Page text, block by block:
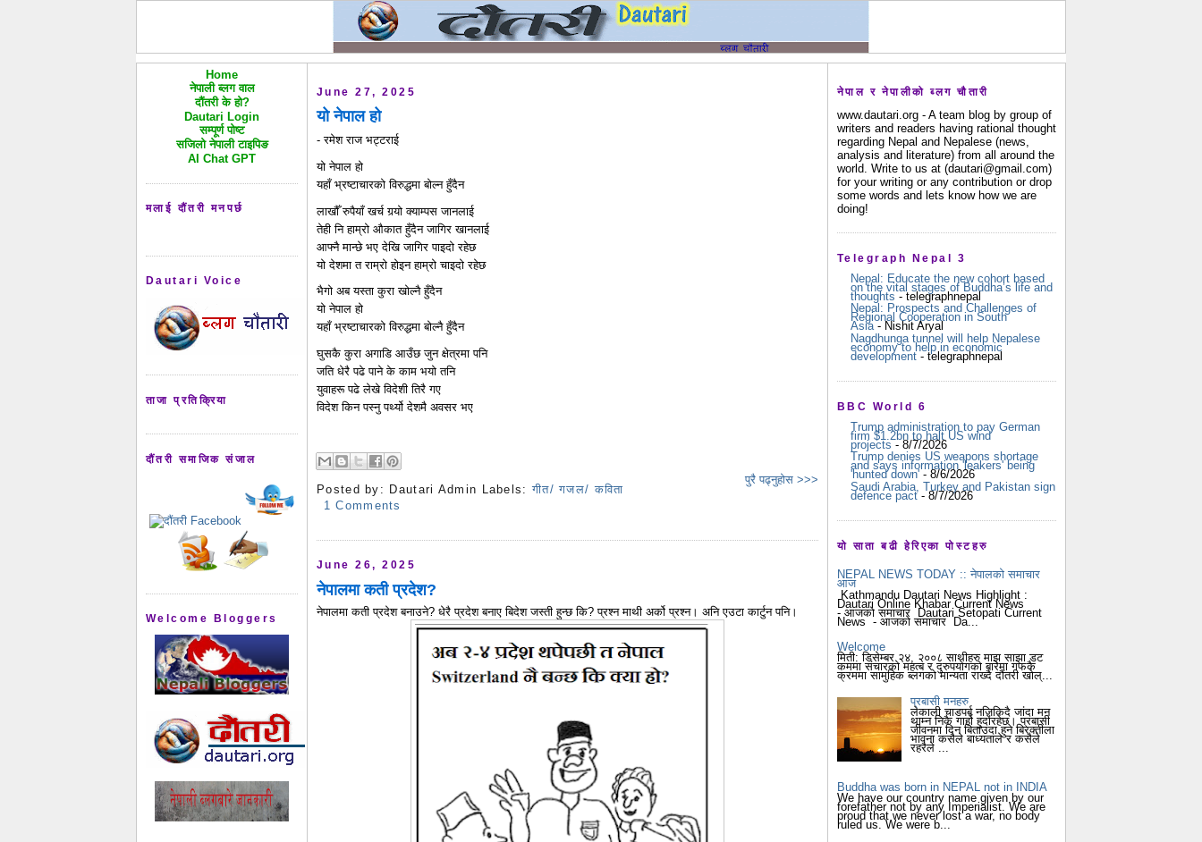
Home
नेपाली ब्लग वाल
दौंतरी के हो?
Dautari Login
सम्पूर्ण पोष्ट
सजिलो नेपाली टाइपिङ
AI Chat GPT
मलाई दौंतरी मनपर्छ
Dautari Voice
ताजा प्रतिक्रिया
दौंतरी समाजिक संजाल
Welcome Bloggers
June 27, 2025
यो नेपाल हो
- रमेश राज भट्टराई
यो नेपाल हो
यहाँ भ्रष्टाचारको विरुद्धमा बोल्न हुँदैन
लाखौँ रुपैयाँ खर्च गर्‍यो क्याम्पस जानलाई
तेही नि हाम्रो औकात हुँदैन जागिर खानलाई
आफ्नै मान्छे भए देखि जागिर पाइदो रहेछ
यो देशमा त राम्रो होइन हाम्रो चाइदो रहेछ
भैगो अब यस्ता कुरा खोल्नै हुँदैन
यो नेपाल हो
यहाँ भ्रष्टाचारको विरुद्धमा बोल्नै हुँदैन
घुसकै कुरा अगाडि आउँछ जुन क्षेत्रमा पनि
जति धेरै पढे पाने के काम भयो तनि
युवाहरू पढे लेखे विदेशी तिरै गए
विदेश किन पस्नु पर्थ्यो देशमै अवसर भए
पुरै पढ्नुहोस >>>
Posted by: Dautari Admin Labels:गीत/ गजल/ कविता
1 Comments
June 26, 2025
नेपालमा कती प्रदेश?
नेपालमा कती प्रदेश बनाउने? धेरै प्रदेश बनाए बिदेश जस्ती हुन्छ कि? प्रश्न माथी अर्को प्रश्न। अनि एउटा कार्टुन पनि।
नेपाल र नेपालीको ब्लग चौतारी
www.dautari.org - A team blog by group of
writers and readers having rational thought
regarding Nepal and Nepalese (news,
analysis and literature) from all around the
world. Write to us at (dautari@gmail.com)
for your writing or any contribution or drop
some words and lets know how we are
doing!
Telegraph Nepal 3
Nepal: Educate the new cohort based
on the vital stages of Buddha’s life and
thoughts - telegraphnepal
Nepal: Prospects and Challenges of
Regional Cooperation in South
Asia- Nishit Aryal
Nagdhunga tunnel will help Nepalese
economy to help in economic
development - telegraphnepal
BBC World 6
Trump administration to pay German
firm $1.2bn to halt US wind
projects - 8/7/2026
Trump denies US weapons shortage
and says information 'leakers' being
'hunted down' - 8/6/2026
Saudi Arabia, Turkey and Pakistan sign
defence pact- 8/7/2026
यो साता बढी हेरिएका पोस्टहरु
NEPAL NEWS TODAY :: नेपालको समाचार
आज
Kathmandu Dautari News Highlight :
Dautari Online Khabar Current News
- आजको समाचार Dautari Setopati Current
News - आजको समाचार Da...
Welcome
मिती: डिसेम्बर २४, २००८ साथीहरु माझ साझा डट
कममा संचारको महत्ब र दुरुपयोगको बारेमा गफकै
क्रममा सामुहिक ब्लगको मान्यता राख्दै दौंतरी खोल्...
प्रबासी मनहरु
लेकाली चाडपर्ब नजिकिदै जांदा मन
थाम्न निकै गार्हो हुदोंरहेछ। प्रबासी
जीवनमा दिन बिताउदा हुने बिरक्तीला
भावना कसैले बाध्यताले र कसैले
रहरैले ...
Buddha was born in NEPAL not in INDIA
We have our country name given by our
forefather not by any Imperialist. We are
proud that we never lost a war, no body
ruled us. We were b...